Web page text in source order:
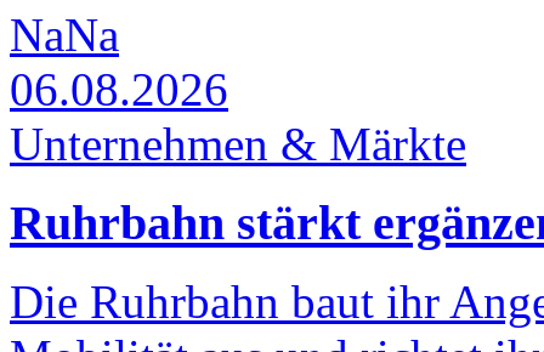
NaNa
06.08.2026
Unternehmen & Märkte
Ruhrbahn stärkt
Die Ruhrbahn baut ihr